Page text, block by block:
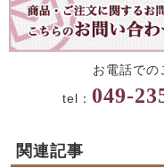
お電話での
tel： 049-
関連記事